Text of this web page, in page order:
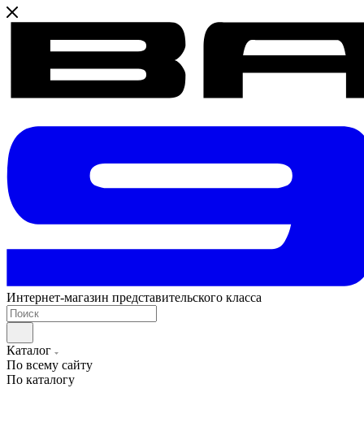
Интернет-магазин представительского класса
Каталог
По всему сайту
По каталогу